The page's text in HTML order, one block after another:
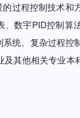
过程控制技术和
数宇PID控制算
统、复杂过程控
其他相关专业本